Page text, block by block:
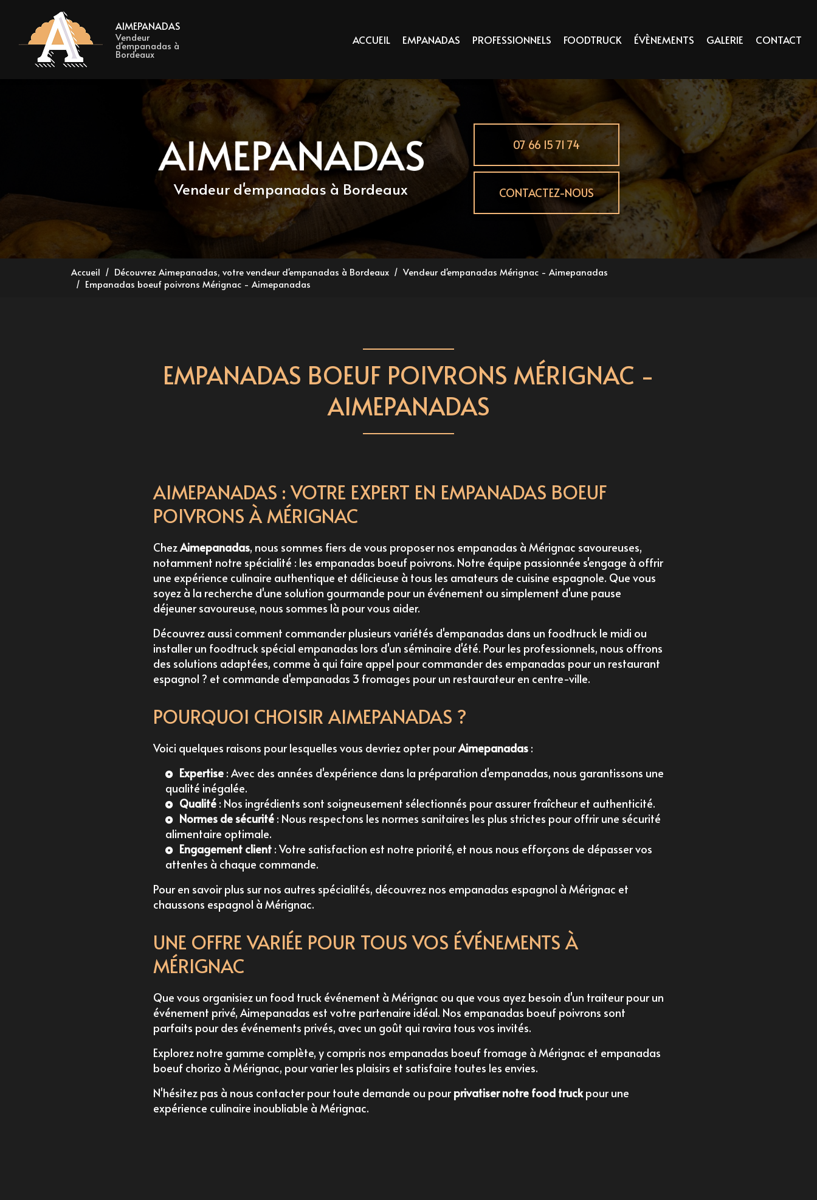
contenu
principal
AIMEPANADAS
Vendeur
d'empanadas à
Bordeaux
ACCUEIL EMPANADAS PROFESSIONNELS FOODTRUCK ÉVÈNEMENTS GALERIE CONTACT
Vendeur d'empanadas à Bordeaux
07 66 15 71 74
CONTACTEZ-NOUS
Accueil Découvrez Aimepanadas, votre vendeur d'empanadas à Bordeaux
Vendeur d'empanadas Mérignac - Aimepanadas
Empanadas boeuf poivrons Mérignac - Aimepanadas
EMPANADAS BOEUF POIVRONS MÉRIGNAC -
AIMEPANADAS
AIMEPANADAS : VOTRE EXPERT EN EMPANADAS BOEUF
POIVRONS À MÉRIGNAC
ChezAimepanadas, nous sommes fiers de vous proposer nos empanadas à Mérignac savoureuses,
notamment notre spécialité : les empanadas boeuf poivrons. Notre équipe passionnée s'engage à offrir
une expérience culinaire authentique et délicieuse à tous les amateurs de cuisine espagnole. Que vous
soyez à la recherche d'une solution gourmande pour un événement ou simplement d'une pause
déjeuner savoureuse, nous sommes là pour vous aider.
Découvrez aussi comment commander plusieurs variétés d'empanadas dans un foodtruck le midi ou
installer un foodtruck spécial empanadas lors d'un séminaire d'été. Pour les professionnels, nous offrons
des solutions adaptées, comme à qui faire appel pour commander des empanadas pour un restaurant
espagnol ? et commande d'empanadas 3 fromages pour un restaurateur en centre-ville.
POURQUOI CHOISIR AIMEPANADAS ?
Voici quelques raisons pour lesquelles vous devriez opter pourAimepanadas :
Expertise : Avec des années d'expérience dans la préparation d'empanadas, nous garantissons une
qualité inégalée.
Qualité : Nos ingrédients sont soigneusement sélectionnés pour assurer fraîcheur et authenticité.
Normes de sécurité : Nous respectons les normes sanitaires les plus strictes pour offrir une sécurité
alimentaire optimale.
Engagement client : Votre satisfaction est notre priorité, et nous nous efforçons de dépasser vos
attentes à chaque commande.
Pour en savoir plus sur nos autres spécialités, découvrez nos empanadas espagnol à Mérignac et
chaussons espagnol à Mérignac.
UNE OFFRE VARIÉE POUR TOUS VOS ÉVÉNEMENTS À
MÉRIGNAC
Que vous organisiez un food truck événement à Mérignac ou que vous ayez besoin d'un traiteur pour un
événement privé, Aimepanadas est votre partenaire idéal. Nos empanadas boeuf poivrons sont
parfaits pour des événements privés, avec un goût qui ravira tous vos invités.
Explorez notre gamme complète, y compris nos empanadas boeuf fromage à Mérignac et empanadas
boeuf chorizo à Mérignac, pour varier les plaisirs et satisfaire toutes les envies.
N'hésitez pas à nous contacter pour toute demande ou pourprivatiser notre food truckpour une
expérience culinaire inoubliable à Mérignac.